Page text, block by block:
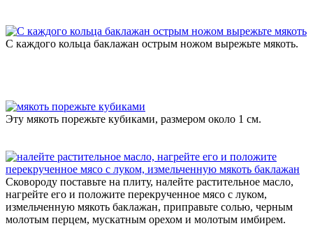
С каждого кольца баклажан острым ножом вырежьте мякоть.
Эту мякоть порежьте кубиками, размером около 1 см.
Сковороду поставьте на плиту, налейте растительное масло,
нагрейте его и положите перекрученное мясо с луком,
измельченную мякоть баклажан, приправьте солью, черным
молотым перцем, мускатным орехом и молотым имбирем.